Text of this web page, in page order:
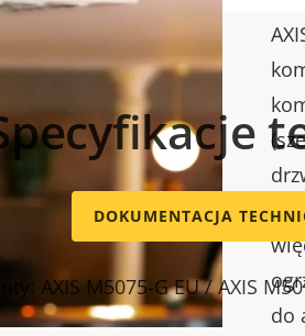
do
DOKUMENTACJA
AXIS M5075-G EU / AXIS